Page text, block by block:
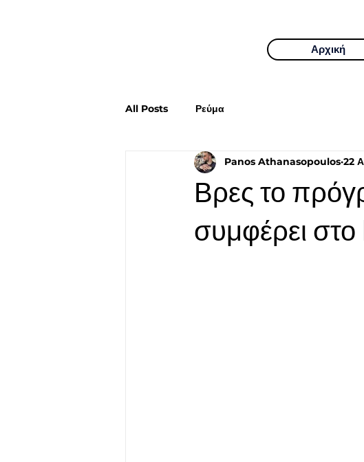
Αρχική
All Posts Ρεύμα
Βρες το
συμφέρει
Panos Athanasopoulos 22